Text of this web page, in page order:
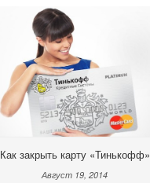
Как закрыть карту «Тинькофф»
Август 19, 2014